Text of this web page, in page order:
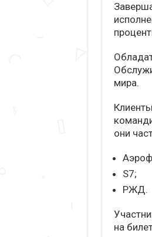
мира.
они
S7;
РЖД.
на